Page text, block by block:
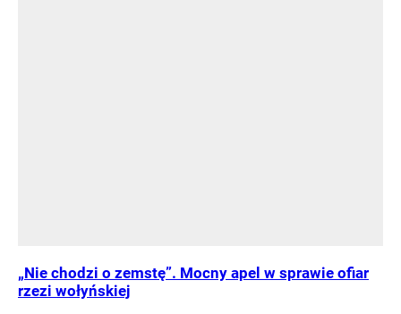
„Nie chodzi o zemstę”. Mocny apel w sprawie ofiar
rzezi wołyńskiej